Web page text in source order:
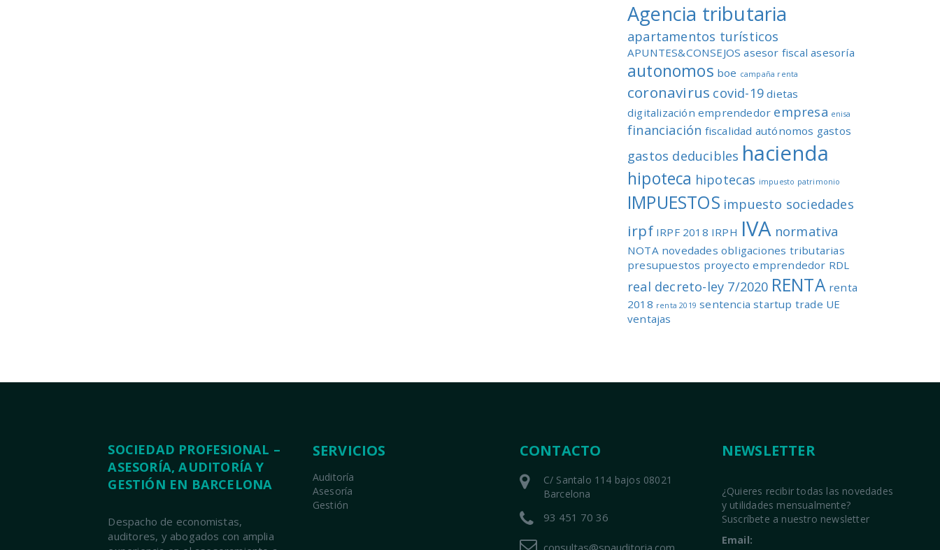
Agencia tributaria
apartamentos turísticos
APUNTES&CONSEJOS asesor fiscal asesoría
autonomos boe campaña renta
coronavirus covid-19 dietas
digitalización emprendedor empresa enisa
financiación fiscalidad autónomos gastos
gastos deducibles hacienda
hipoteca hipotecas impuesto patrimonio
IMPUESTOS impuesto sociedades
irpf IRPF 2018 IRPH IVA normativa
NOTA novedades obligaciones tributarias
presupuestos proyecto emprendedor RDL
real decreto-ley 7/2020 RENTA renta
2018 renta 2019 sentencia startup trade UE
ventajas
SOCIEDAD PROFESIONAL –
ASESORÍA, AUDITORÍA Y
GESTIÓN EN BARCELONA
Despacho de economistas,
auditores, y abogados con amplia
SERVICIOS
Auditoría
Asesoría
Gestión
CONTACTO
C/ Santalo 114 bajos 08021
Barcelona
93 451 70 36
NEWSLETTER
¿Quieres recibir todas las novedades
y utilidades mensualmente?
Suscríbete a nuestro newsletter
Email: